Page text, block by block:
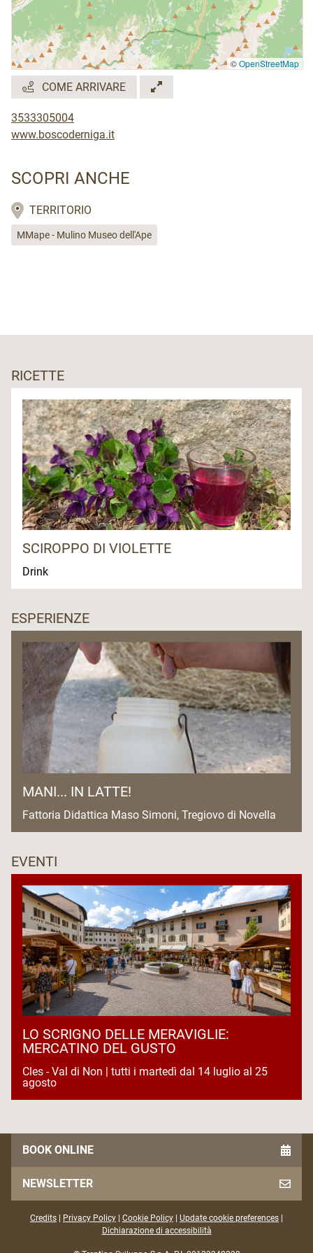
©OpenStreetMap
COME ARRIVARE
3533305004
www.boscoderniga.it
SCOPRI ANCHE
TERRITORIO
MMape - Mulino Museo dell'Ape
RICETTE
SCIROPPO DI VIOLETTE
Drink
ESPERIENZE
MANI... IN LATTE!
Fattoria Didattica Maso Simoni, Tregiovo di Novella
EVENTI
LO SCRIGNO DELLE MERAVIGLIE:
MERCATINO DEL GUSTO
Cles - Val di Non | tutti i martedì dal 14 luglio al 25
agosto
BOOK ONLINE
NEWSLETTER
Credits Privacy Policy Cookie Policy Update cookie preferences
Dichiarazione di accessibilità